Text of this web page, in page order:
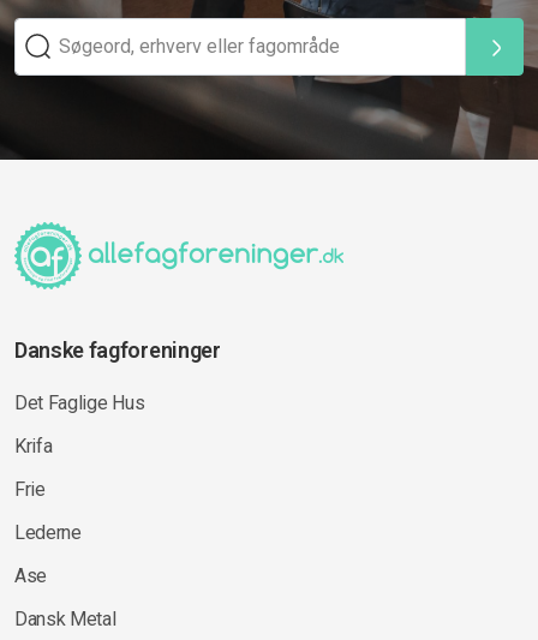
Danske fagforeninger
Det Faglige Hus
Krifa
Frie
Lederne
Ase
Dansk Metal